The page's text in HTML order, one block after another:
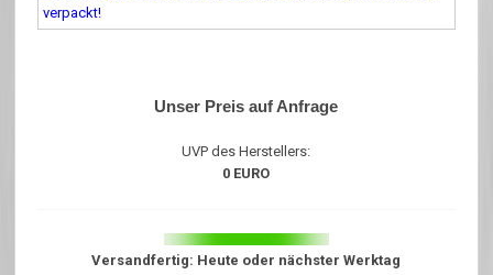
verpackt!
Unser Preis auf Anfrage
UVP des Herstellers:
0 EURO
Versandfertig: Heute oder nächster Werktag